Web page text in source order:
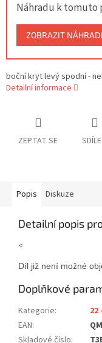
Náhradu k tomuto
ZOBRAZIT
boční kryt levý spodní -
Detailní informace
ZEPTAT SE
Popis Diskuze
Detailní popis
<
Díl již není možné
Doplňkové
Kategorie:
EAN:
Skladové číslo: